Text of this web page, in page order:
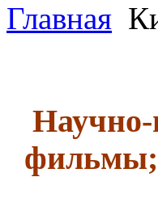
Главная
фильмы;